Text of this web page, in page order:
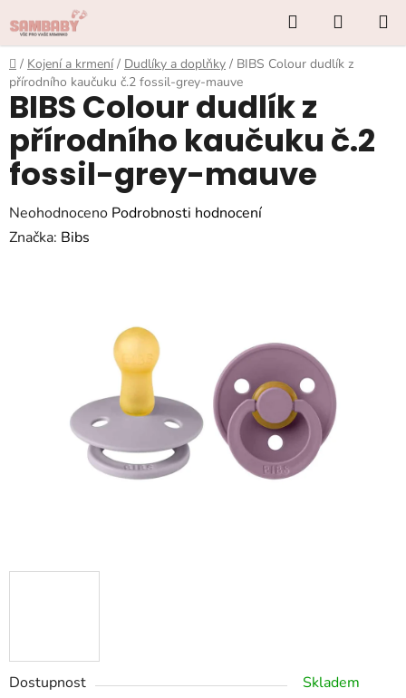
na
obsah
Hledat
KOŠÍK
Domů
/ Kojení a krmení / Dudlíky a doplňky / BIBS Colour dudlík z
přírodního kaučuku č.2 fossil-grey-mauve
Dostupnost
Skladem
BIBS Colour dudlík z
přírodního kaučuku č.2
fossil-grey-mauve
Průměrné
hodnocení
Neohodnoceno Podrobnosti hodnocení
Značka: Bibs